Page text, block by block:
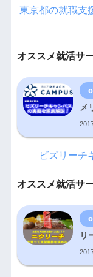
東京都の就職支
オススメ就活サ
メ
ビズリーチ
オススメ就活サ
リ